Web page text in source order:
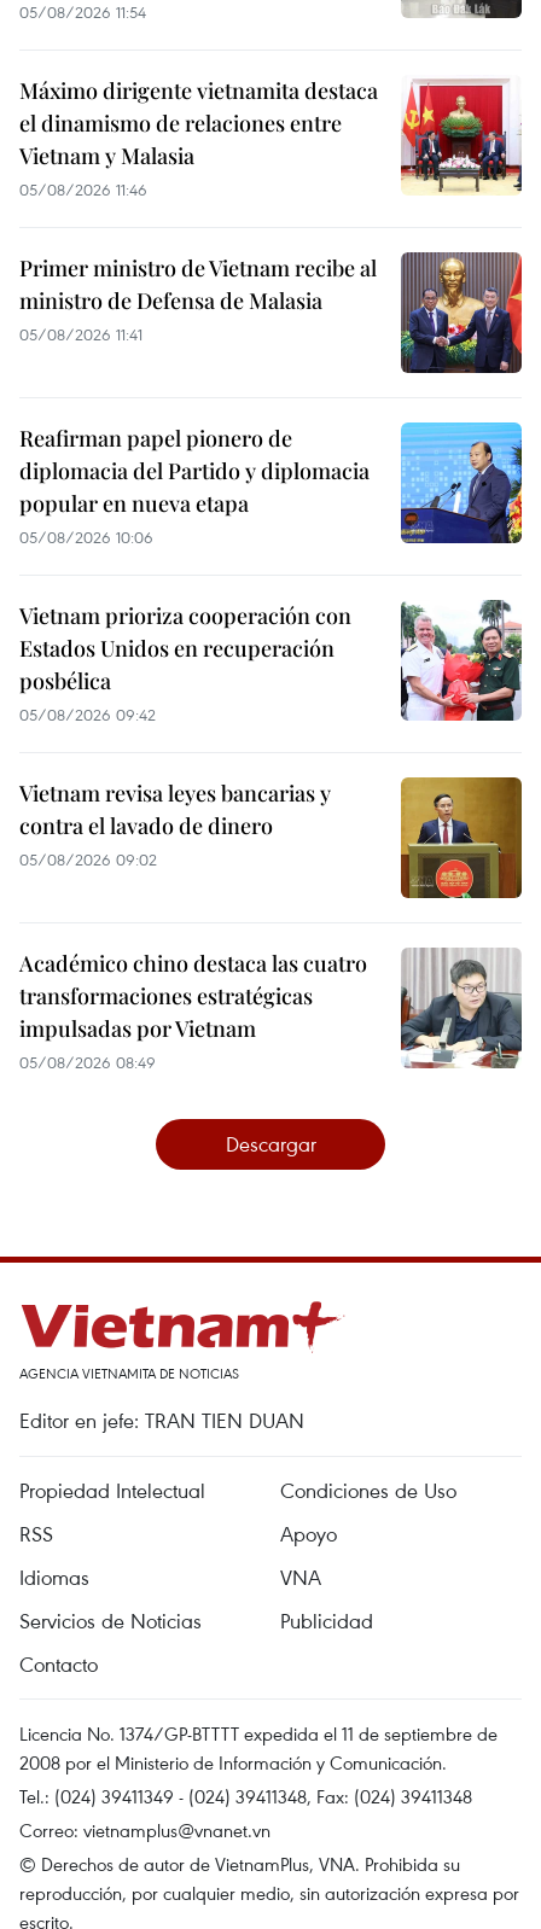
05/08/2026 11:54
Máximo dirigente vietnamita destaca
el dinamismo de relaciones entre
Vietnam y Malasia
05/08/2026 11:46
Primer ministro de Vietnam recibe al
ministro de Defensa de Malasia
05/08/2026 11:41
Reafirman papel pionero de
diplomacia del Partido y diplomacia
popular en nueva etapa
05/08/2026 10:06
Vietnam prioriza cooperación con
Estados Unidos en recuperación
posbélica
05/08/2026 09:42
Vietnam revisa leyes bancarias y
contra el lavado de dinero
05/08/2026 09:02
Académico chino destaca las cuatro
transformaciones estratégicas
impulsadas por Vietnam
05/08/2026 08:49
Descargar
AGENCIA VIETNAMITA DE NOTICIAS
Editor en jefe: TRAN TIEN DUAN
Propiedad Intelectual
Condiciones de Uso
RSS
Apoyo
Idiomas
VNA
Servicios de Noticias
Publicidad
Contacto
Licencia No. 1374/GP-BTTTT expedida el 11 de septiembre de
2008 por el Ministerio de Información y Comunicación.
Tel.: (024) 39411349 - (024) 39411348, Fax: (024) 39411348
Correo: vietnamplus@vnanet.vn
© Derechos de autor de VietnamPlus, VNA. Prohibida su
reproducción, por cualquier medio, sin autorización expresa por
escrito.